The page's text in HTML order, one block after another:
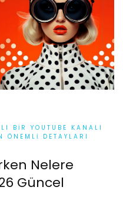
BIR YOUTUBE KANALI
ÖNEMLI DETAYLARI
Nelere
Güncel